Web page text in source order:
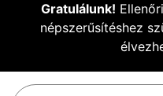
Gratulálunk!
népszerűsítéshez